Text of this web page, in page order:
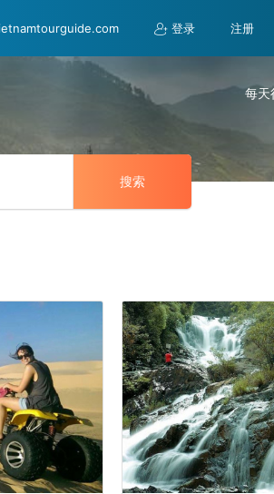
登录 注册
每天
搜索